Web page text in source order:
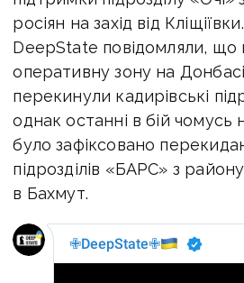
росіян на захід від
DeepState повідомляли, що
оперативну зону на
перекинули кадирівські
однак останні в бій чомусь
було зафіксовано
підрозділів «БАРС» з
в Бахмут.